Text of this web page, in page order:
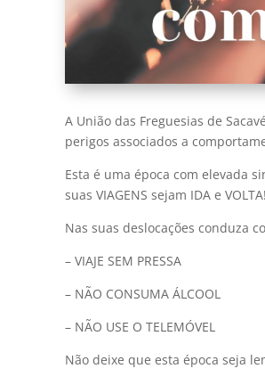
A União das Freguesias de
perigos associados a
Esta é uma época com elevada
suas VIAGENS sejam IDA e VOLTA!
Nas suas deslocações conduza
– VIAJE SEM PRESSA
– NÃO CONSUMA ÁLCOOL
– NÃO USE O TELEMÓVEL
Não deixe que esta época seja